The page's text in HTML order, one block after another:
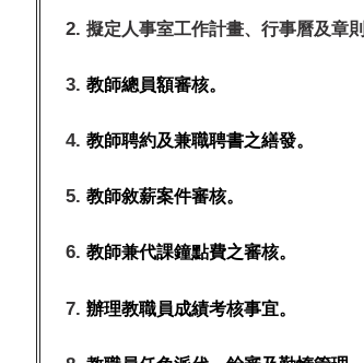
擬定人事室工作計畫、行事曆及章則
教師總員額審核。
教師聘約及兼職聘書之繕發。
教師敘薪案件審核。
教師兼代課鐘點費之審核。
辦理教職員成績考核事宜。